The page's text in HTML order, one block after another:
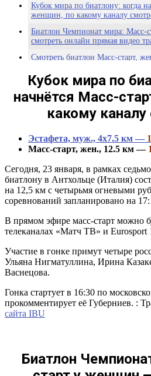
Кубок мира по биатлону: когда
женщин, по какому каналу
Биатлон Чемпионат мира:
смотреть онлайн прямая видео
Смотреть биатлон Масс-старт,
Старт-лист женского масс-
Биатлон. Кубок мира. Прогноз
Антхольце
Антхольце (23.01.2022)
Кубок мира по
начнётся Масс-
какому
Эстафета, муж., 4х7.5 км —
Масс-старт, жен., 12.5 км —
Сегодня, 23 января, в рамках
биатлону в Антхольце (Италия)
на 12,5 км с четырьмя огневыми
соревнований запланировано на
В прямом эфире масс-старт можно
телеканалах «Матч ТВ» и Eurosport
Участие в гонке примут четыре
Ульяна Нигматуллина, Ирина
Васнецова.
Гонка стартует в 16:30 по
прокомментирует её Губерниев. :
сайта IBU
Биатлон